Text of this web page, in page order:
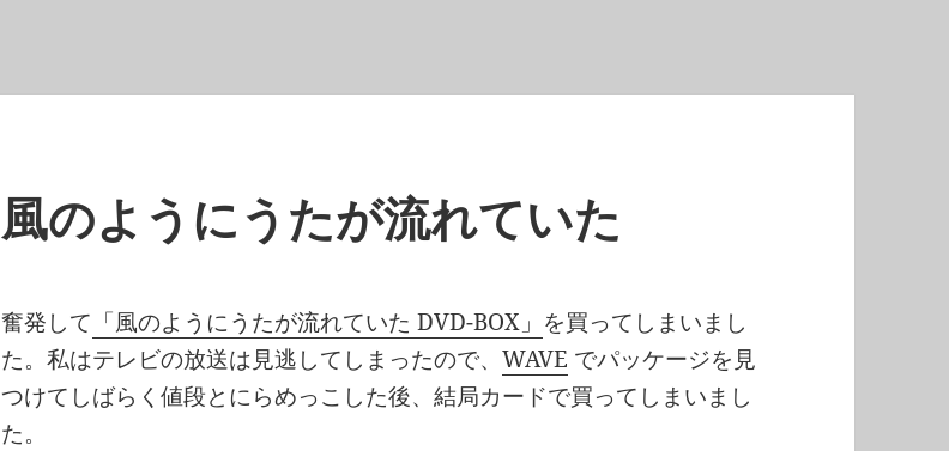
風のようにうたが流れていた
奮発して 「風のようにうたが流れていた DVD-BOX」 を買ってしまいまし
た。私はテレビの放送は見逃してしまったので、WAVE でパッケージを見
つけてしばらく値段とにらめっこした後、結局カードで買ってしまいまし
た。